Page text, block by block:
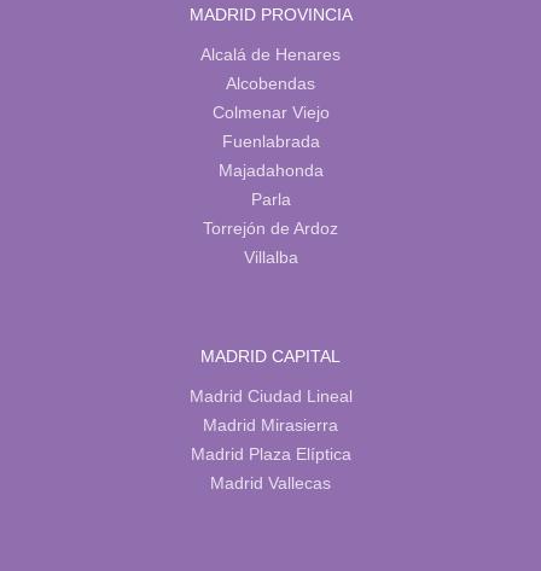
MADRID PROVINCIA
Alcalá de Henares
Alcobendas
Colmenar Viejo
Fuenlabrada
Majadahonda
Parla
Torrejón de Ardoz
Villalba
MADRID CAPITAL
Madrid Ciudad Lineal
Madrid Mirasierra
Madrid Plaza Elíptica
Madrid Vallecas